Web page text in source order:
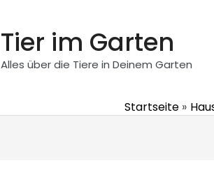
Tier im Garten
Alles über die Tiere in Deinem Garten
Startseite